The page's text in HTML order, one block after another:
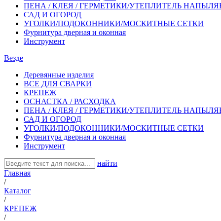
ПЕНА / КЛЕЯ / ГЕРМЕТИКИ/УТЕПЛИТЕЛЬ
САД И ОГОРОД
УГОЛКИ/ПОДОКОННИКИ/МОСКИТНЫЕ СЕТКИ
Фурнитура дверная и оконная
Инструмент
Везде
Деревянные изделия
ВСЕ ДЛЯ СВАРКИ
КРЕПЕЖ
ОСНАСТКА / РАСХОДКА
ПЕНА / КЛЕЯ / ГЕРМЕТИКИ/УТЕПЛИТЕЛЬ
САД И ОГОРОД
УГОЛКИ/ПОДОКОННИКИ/МОСКИТНЫЕ СЕТКИ
Фурнитура дверная и оконная
Инструмент
найти
Главная
/
Каталог
/
КРЕПЕЖ
/